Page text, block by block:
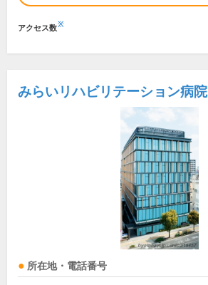
アクセス数※
みらいリハビリテーション病院
所在地・電話番号